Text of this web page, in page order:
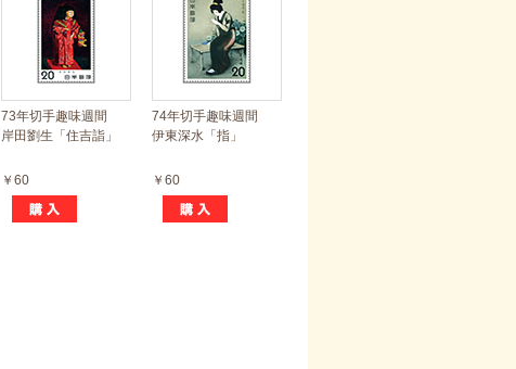
73年切手趣味週間
岸田劉生「住吉詣」
￥60
74年切手趣味週間
伊東深水「指」
￥60